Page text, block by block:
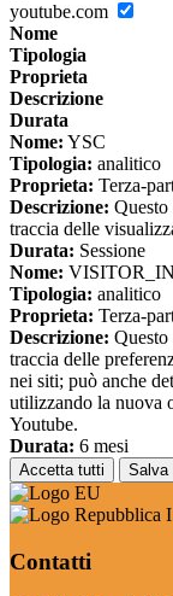
youtube.com
Nome
Tipologia
Proprieta
Descrizione
Durata
Nome: YSC
Tipologia: analitico
Proprieta: Terza-
Descrizione: Questo
traccia delle
Durata: Sessione
Nome:
Tipologia: analitico
Proprieta: Terza-
Descrizione: Questo
traccia delle
nei siti; può anche
utilizzando la nuova
Youtube.
Durata: 6 mesi
Accetta tutti Salva
Contatti